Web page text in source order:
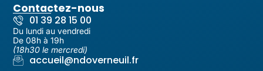
Contactez-nous
01 39 28 15 00
Du lundi au vendredi
De 08h à 19h
(18h30 le mercredi)
accueil@ndoverneuil.fr